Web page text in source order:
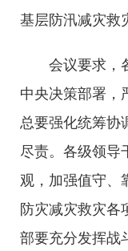
基层防汛减灾救
会议要求，
中央决策部署，
总要强化统筹协
尽责。各级领导
观，加强值守、
防灾减灾救灾各
部要充分发挥战